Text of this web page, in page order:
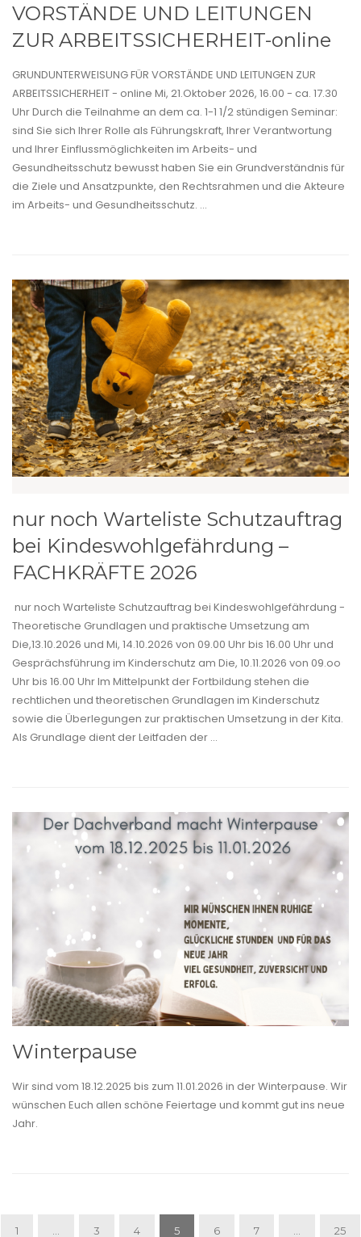
VORSTÄNDE UND LEITUNGEN
ZUR ARBEITSSICHERHEIT-online
GRUNDUNTERWEISUNG FÜR VORSTÄNDE UND LEITUNGEN ZUR
ARBEITSSICHERHEIT - online Mi, 21.Oktober 2026, 16.00 - ca. 17.30
Uhr Durch die Teilnahme an dem ca. 1-1 1/2 stündigen Seminar:
sind Sie sich Ihrer Rolle als Führungskraft, Ihrer Verantwortung
und Ihrer Einflussmöglichkeiten im Arbeits- und
Gesundheitsschutz bewusst haben Sie ein Grundverständnis für
die Ziele und Ansatzpunkte, den Rechtsrahmen und die Akteure
im Arbeits- und Gesundheitsschutz. ...
nur noch Warteliste Schutzauftrag
bei Kindeswohlgefährdung –
FACHKRÄFTE 2026
nur noch Warteliste Schutzauftrag bei Kindeswohlgefährdung -
Theoretische Grundlagen und praktische Umsetzung am
Die,13.10.2026 und Mi, 14.10.2026 von 09.00 Uhr bis 16.00 Uhr und
Gesprächsführung im Kinderschutz am Die, 10.11.2026 von 09.oo
Uhr bis 16.00 Uhr Im Mittelpunkt der Fortbildung stehen die
rechtlichen und theoretischen Grundlagen im Kinderschutz
sowie die Überlegungen zur praktischen Umsetzung in der Kita.
Als Grundlage dient der Leitfaden der ...
Winterpause
Wir sind vom 18.12.2025 bis zum 11.01.2026 in der Winterpause. Wir
wünschen Euch allen schöne Feiertage und kommt gut ins neue
Jahr.
1 3 4 5 6 7 25